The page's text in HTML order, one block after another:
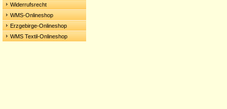
Widerrufsrecht
WMS-Onlineshop
Erzgebirge-Onlineshop
WMS Textil-Onlineshop